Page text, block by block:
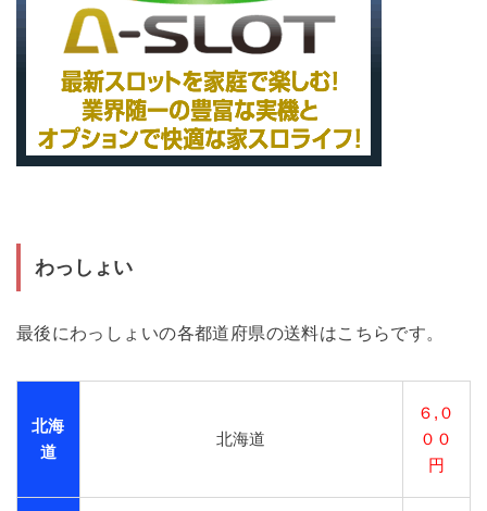
わっしょい
最後にわっしょいの各都道府県の送料はこちらです。
北海
道
北海道
６,０
００
円